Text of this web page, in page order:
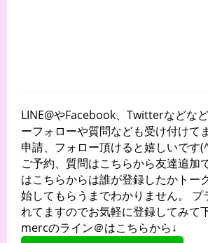
LINE@やFacebook、Twitterなどな
ーフォローや質問なども受け付けて
申請、フォロー頂けると嬉しいです
ご予約、質問はこちらから友達追加
はこちらからは誰が登録したかトー
始してもらうまでわかりません。 プ
れてますのでお気軽に登録してみて
mercのライン＠はこちらから↓